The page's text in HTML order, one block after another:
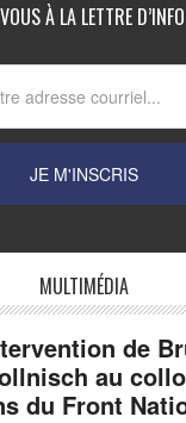
À LA LETTRE
MULTIMÉDIA
de
au
du Front